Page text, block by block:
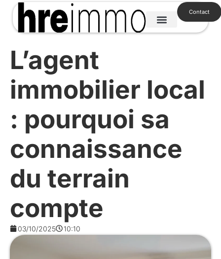
Contact
L’agent
immobilier local
: pourquoi sa
connaissance
du terrain
compte
03/10/2025 10:10